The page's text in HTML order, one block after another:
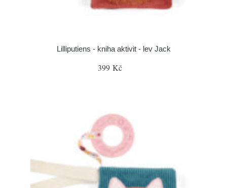
Lilliputiens - kniha aktivit - lev Jack
399 Kč